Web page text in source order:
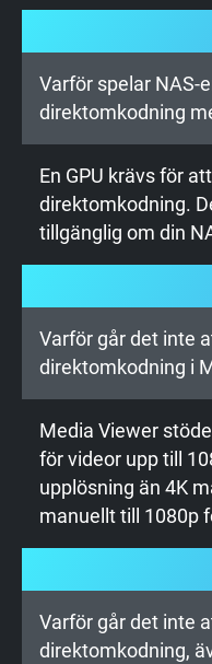
Varför spelar NAS-
direktomkodning
En GPU krävs för
direktomkodning.
tillgänglig om din
Varför går det inte
direktomkodning i
Media Viewer
för videor upp till
upplösning än 4K
manuellt till 1080p
Varför går det inte
direktomkodning,